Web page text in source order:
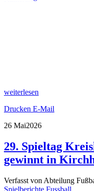
weiterlesen
Drucken E-Mail
26 Mai2026
29. Spieltag
gewinnt in
Verfasst von Abteilung
Spielberichte Fussball